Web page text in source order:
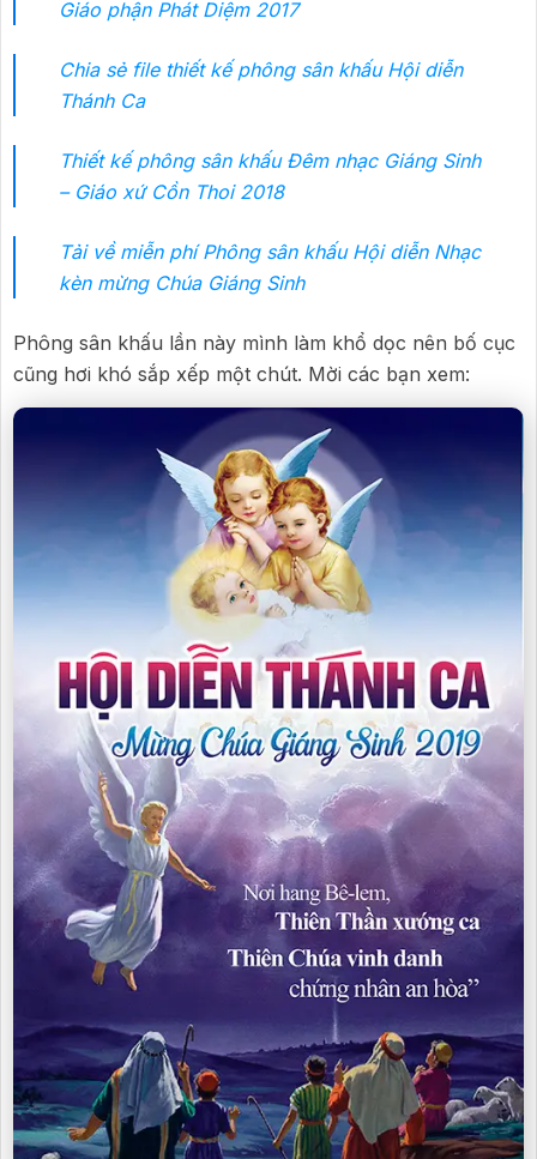
Giáo phận Phát Diệm 2017
Chia sẻ file thiết kế phông sân khấu Hội diễn
Thánh Ca
Thiết kế phông sân khấu Đêm nhạc Giáng Sinh
– Giáo xứ Cồn Thoi 2018
Tải về miễn phí Phông sân khấu Hội diễn Nhạc
kèn mừng Chúa Giáng Sinh
Phông sân khấu lần này mình làm khổ dọc nên bố cục
cũng hơi khó sắp xếp một chút. Mời các bạn xem: